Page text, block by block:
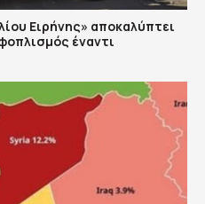
Ειρήνης» αποκαλύπτει
έναντι